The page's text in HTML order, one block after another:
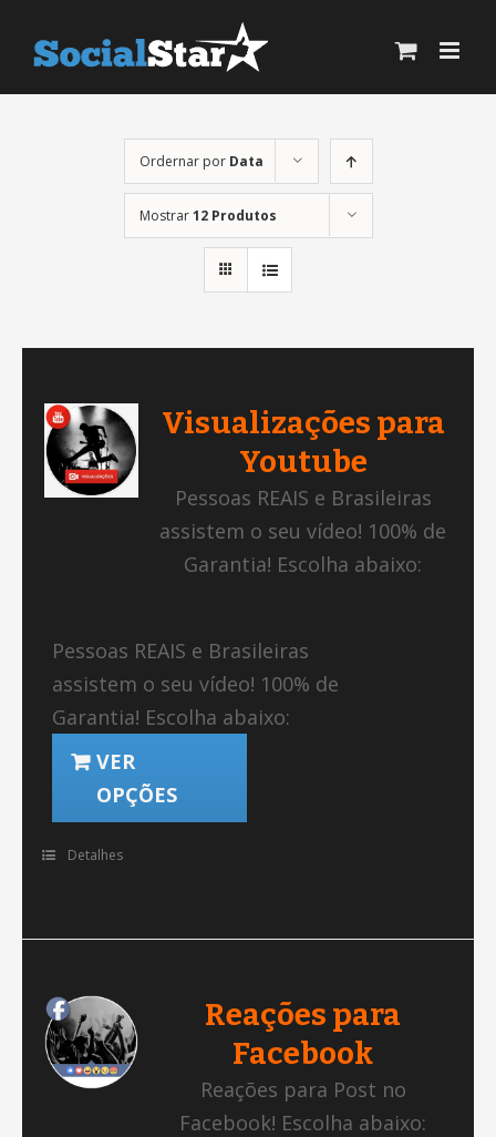
para
Ordernar por Data
Mostrar12 Produtos
Visualizações para
Youtube
Pessoas REAIS e Brasileiras
assistem o seu vídeo! 100% de
Garantia! Escolha abaixo:
Pessoas REAIS e Brasileiras
assistem o seu vídeo! 100% de
Garantia! Escolha abaixo:
VER
OPÇÕES
Detalhes
Reações para
Facebook
Reações para Post no
Facebook! Escolha abaixo: